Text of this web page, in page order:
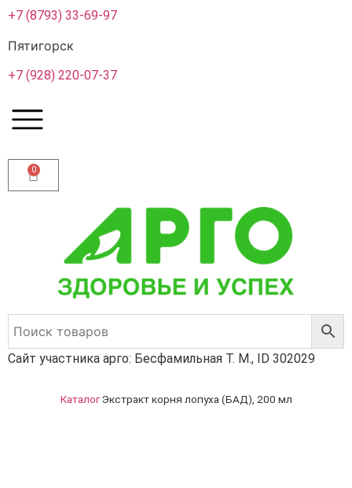
+7 (8793) 33-69-97
Пятигорск
+7 (928) 220-07-37
0
Сайт участника арго: Бесфамильная Т. М., ID 302029
Каталог Экстракт корня лопуха (БАД), 200 мл